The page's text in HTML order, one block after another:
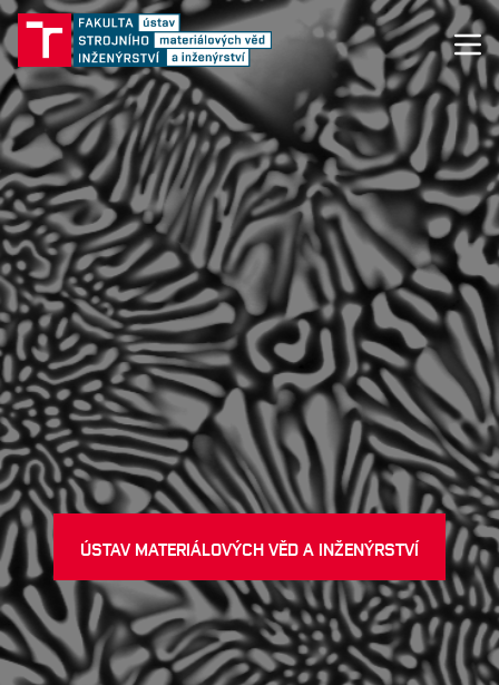
ÚSTAV MATERIÁLOVÝCH VĚD A INŽENÝRSTVÍ